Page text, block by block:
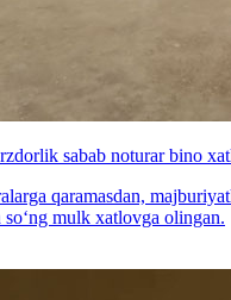
sabab noturar bino
qaramasdan,
mulk xatlovga olingan.